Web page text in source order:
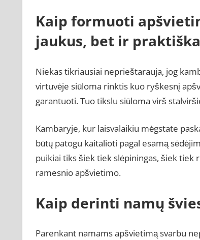
Kaip formuoti
jaukus, bet ir
Niekas tikriausiai neprieštarauja, jog
virtuvėje siūloma rinktis kuo ryškesnį
garantuoti. Tuo tikslu siūloma virš
Kambaryje, kur laisvalaikiu mėgstate
būtų patogu kaitalioti pagal esamą
puikiai tiks šiek tiek slėpiningas, šiek
ramesnio apšvietimo.
Kaip derinti namų
Parenkant namams apšvietimą svarbu